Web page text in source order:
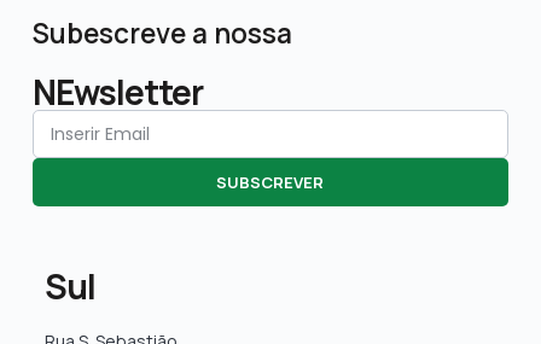
Subescreve a nossa
NEwsletter
SUBSCREVER
Sul